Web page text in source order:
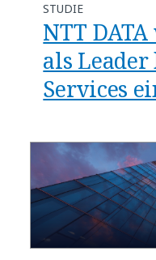
STUDIE
NTT
als Leader
Services